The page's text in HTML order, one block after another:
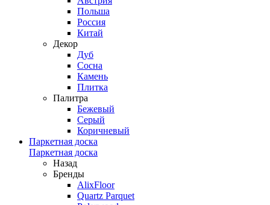
Польша
Россия
Китай
Декор
Дуб
Сосна
Камень
Плитка
Палитра
Бежевый
Серый
Коричневый
Паркетная доска
Паркетная доска
Назад
Бренды
AlixFloor
Quartz Parquet